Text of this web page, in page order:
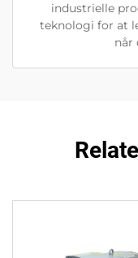
industrielle
teknologi for at
når